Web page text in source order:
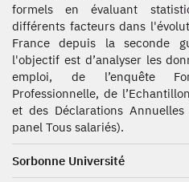
formels en évaluant
différents facteurs dans
France depuis la seconde
l'objectif est d’analyser les
emploi, de l’enquête
Professionnelle, de
et des Déclarations
panel Tous salariés).
Sorbonne Université